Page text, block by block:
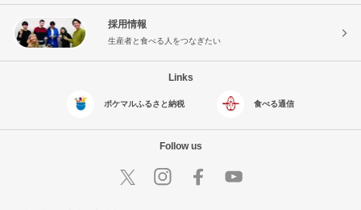
採用情報
生産者と食べる人をつなぎたい
Links
ポケマルふるさと納税 食べる通信
Follow us